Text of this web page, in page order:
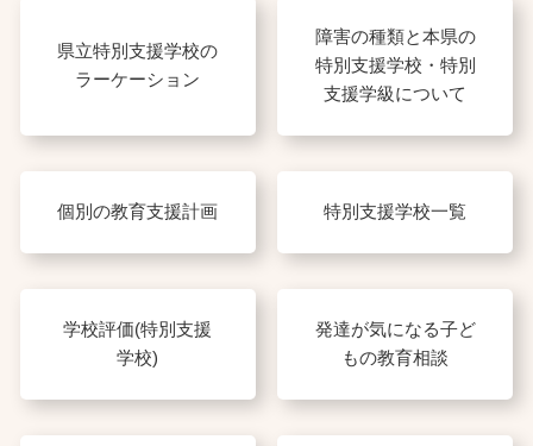
県立特別支援学校の
ラーケーション
障害の種類と本県の
特別支援学校・特別
支援学級について
個別の教育支援計画 特別支援学校一覧
学校評価(特別支援
学校)
発達が気になる子ど
もの教育相談